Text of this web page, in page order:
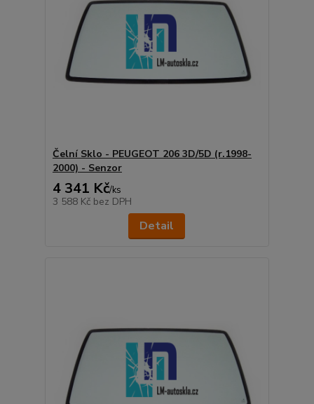
Čelní Sklo - PEUGEOT 206 3D/5D (r.1998-
2000) - Senzor
4 341 Kč/ks
3 588 Kč bez DPH
Detail